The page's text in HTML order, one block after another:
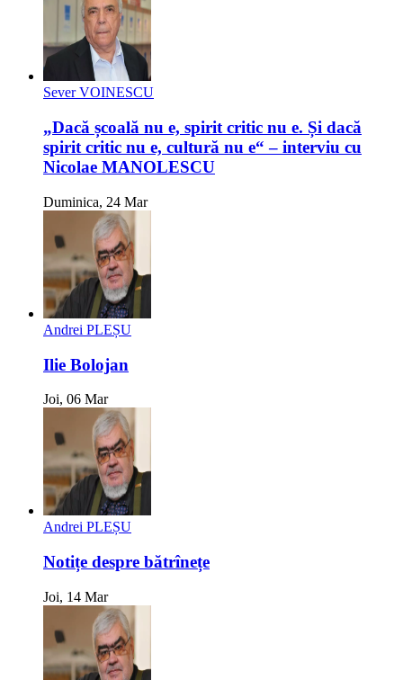
Sever VOINESCU
„Dacă școală nu e, spirit critic nu e. Și dacă
spirit critic nu e, cultură nu e“ – interviu cu
Nicolae MANOLESCU
Duminica, 24 Mar
Andrei PLEȘU
Ilie Bolojan
Joi, 06 Mar
Andrei PLEȘU
Notițe despre bătrînețe
Joi, 14 Mar